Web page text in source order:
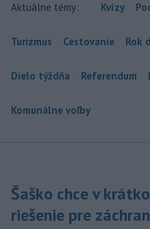
Aktuálne témy: Kvízy
Turizmus Cestovanie Rok
Dielo týždňa Referendum
Komunálne voľby
Šaško chce v
riešenie pre